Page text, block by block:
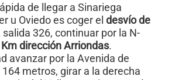
de llegar a Sinariega
u Oviedo es coger el desvío de
salida 326, continuar por la N-
dirección Arriondas.
avanzar por la Avenida de
metros, girar a la derecha